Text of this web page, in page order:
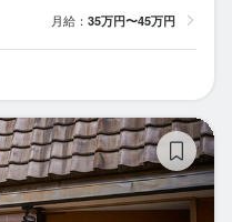
月給： 35万円〜45万円